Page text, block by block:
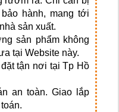
hành, mang tới
sản xuất.
sản phẩm không
tại Website này.
tận nơi tại Tp Hồ
an toàn. Giao lắp